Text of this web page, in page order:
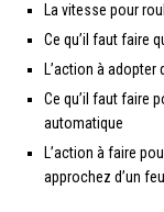
La vitesse pour
Ce qu’il faut faire
L’action à
Ce qu’il faut faire
automatique
L’action à faire
approchez d’un